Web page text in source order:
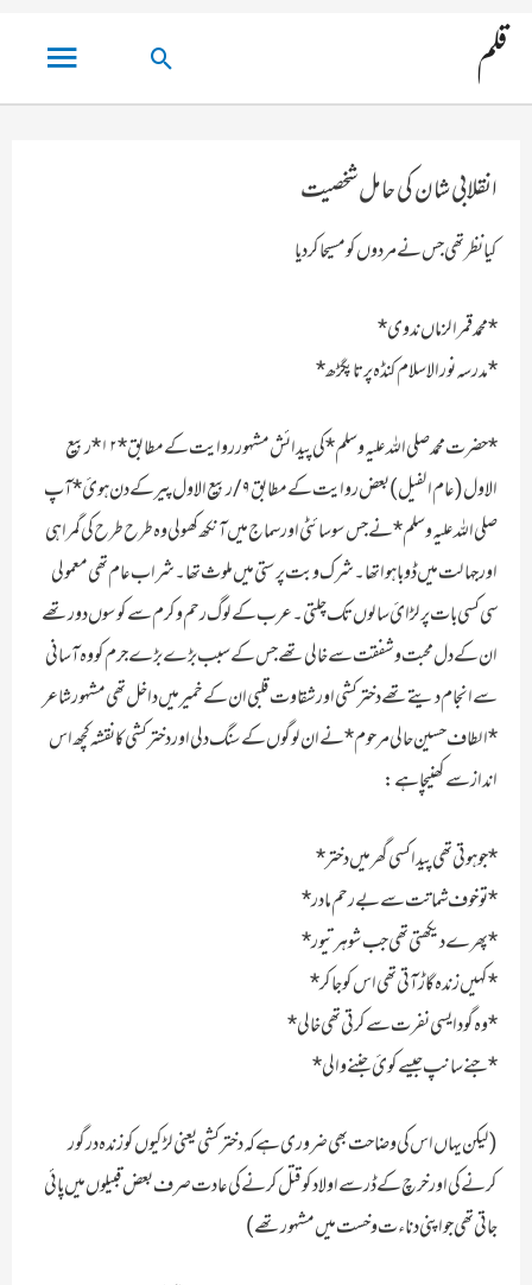
قلم
مین
مینو
تلاش
کریں۔
انقلابی شان کی حامل شخصیت
کیا نظر تھی جس نے مردوں کو مسیحا کر دیا
*محمد قمرالزماں ندوی*
*مدرسہ نور الاسلام کنڈہ پرتاپگڑھ*
*حضرت محمد صلی اللہ علیہ وسلم* کی پیدائش مشہور روایت کے مطابق *۱۲* ربیع
الاول (عام الفیل) بعض روایت کے مطابق ۹/ربیع الاول پیر کے دن ہوئ *آپ
صلی اللہ علیہ وسلم* نے جس سوسائٹی اور سماج میں آنکھ کھولی وہ طرح طرح کی گمراہی
اور جہالت میں ڈوبا ہوا تھا ۔ شرک و بت پرستی میں ملوث تھا ۔ شراب عام تھی معمولی
سی کسی بات پر لڑائ سالوں تک چلتی ۔ عرب کے لوگ رحم و کرم سے کوسوں دور تھے
ان کے دل محبت و شفقت سے خالی تھے جس کے سبب بڑے بڑے جرم کو وہ آسانی
سے انجام دیتے تھے دختر کشی اور شقاوت قلبی ان کے خمیر میں داخل تھی مشہور شاعر
*الطاف حسین حالی مرحوم* نے ان لوگوں کے سنگ دلی اور دختر کشی کا نقشہ کچھ اس
انداز سے کھنیچا ہے:
*جو ہوتی تھی پیدا کسی گھر میں دختر*
*تو خوف شماتت سے بے رحم مادر*
*پھرے دیکھتی تھی جب شوہر تیور*
*کہیں زندہ گاڑ آتی تھی اس کو جاکر*
*وہ گود ایسی نفرت سے کرتی تھی خالی*
*جنے سانپ جیسے کوئ جننے والی*
(لیکن یہاں اس کی وضاحت بھی ضروری ہے کہ دختر کشی یعنی لڑکیوں کو زندہ در گور
کرنے کی اور خرچ کے ڈر سے اولاد کو قتل کرنے کی عادت صرف بعض قبیلوں میں پائی
جاتی تھی جو اپنی دناءت و خست میں مشہور تھے )